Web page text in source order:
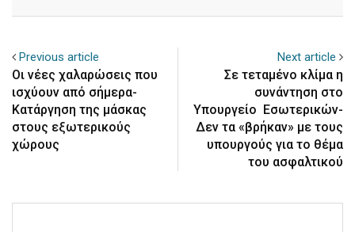
Previous article
Oι νέες χαλαρώσεις που
ισχύουν από σήμερα-
Κατάργηση της μάσκας
στους εξωτερικούς
χώρους
Next article
Σε τεταμένο κλίμα η
συνάντηση στο
Υπουργείο Εσωτερικών-
Δεν τα «βρήκαν» με τους
υπουργούς για το θέμα
του ασφαλτικού